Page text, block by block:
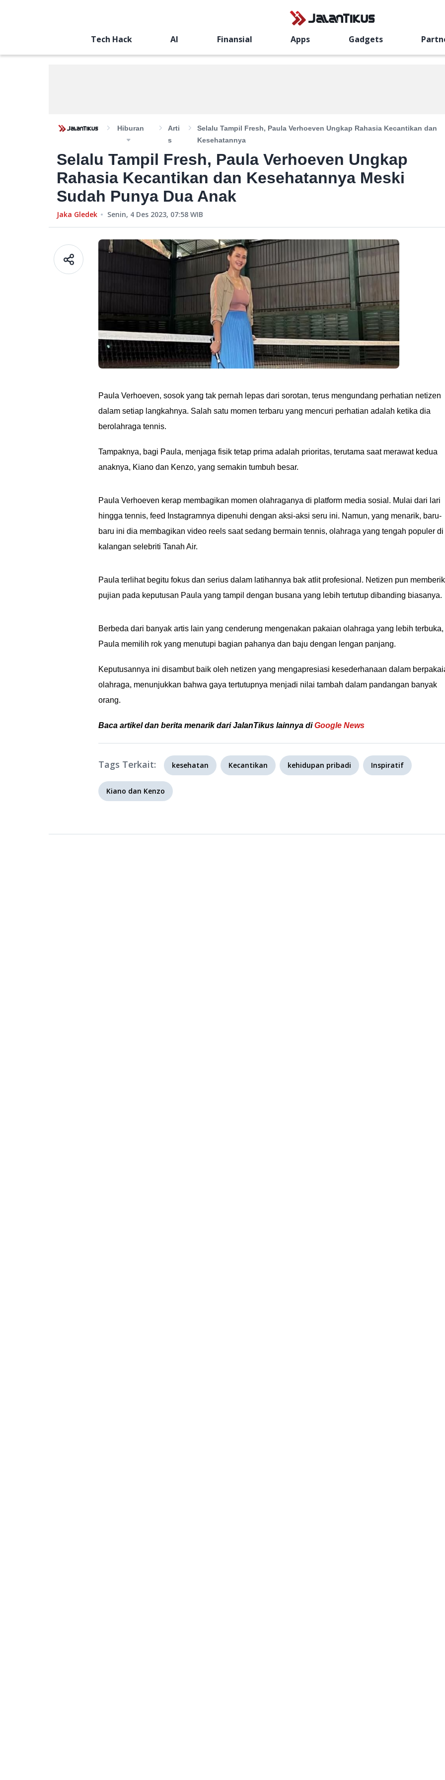
Tech Hack AI Finansial Apps Gadgets
Hiburan
Arti
S
Selalu Tampil Fresh, Paula Verhoeven Ungkap Rahasia Kecantikan dan
Kesehatannya
Selalu Tampil Fresh, Paula Verhoeven Ungkap
Rahasia Kecantikan dan Kesehatannya Meski
Sudah Punya Dua Anak
Jaka Gledek Senin, 4 Des 2023, 07:58 WIB
Paula Verhoeven, sosok yang tak pernah lepas dari sorotan, terus mengundang perhatian netizen
dalam setiap langkahnya. Salah satu momen terbaru yang mencuri perhatian adalah ketika dia
berolahraga tennis.
Tampaknya, bagi Paula, menjaga fisik tetap prima adalah prioritas, terutama saat merawat kedua
anaknya, Kiano dan Kenzo, yang semakin tumbuh besar.
Paula Verhoeven kerap membagikan momen olahraganya di platform media sosial. Mulai dari lari
hingga tennis, feed Instagramnya dipenuhi dengan aksi-aksi seru ini. Namun, yang menarik, baru-
baru ini dia membagikan video reels saat sedang bermain tennis, olahraga yang tengah populer di
kalangan selebriti Tanah Air.
Paula terlihat begitu fokus dan serius dalam latihannya bak atlit profesional. Netizen pun
pujian pada keputusan Paula yang tampil dengan busana yang lebih tertutup dibanding biasanya.
Berbeda dari banyak artis lain yang cenderung mengenakan pakaian olahraga yang lebih terbuka,
Paula memilih rok yang menutupi bagian pahanya dan baju dengan lengan panjang.
Keputusannya ini disambut baik oleh netizen yang mengapresiasi kesederhanaan dalam
olahraga, menunjukkan bahwa gaya tertutupnya menjadi nilai tambah dalam pandangan banyak
orang.
Baca artikel dan berita menarik dari JalanTikus lainnya diGoogle News
Tags Terkait: kesehatan Kecantikan kehidupan pribadi Inspiratif
Kiano dan Kenzo